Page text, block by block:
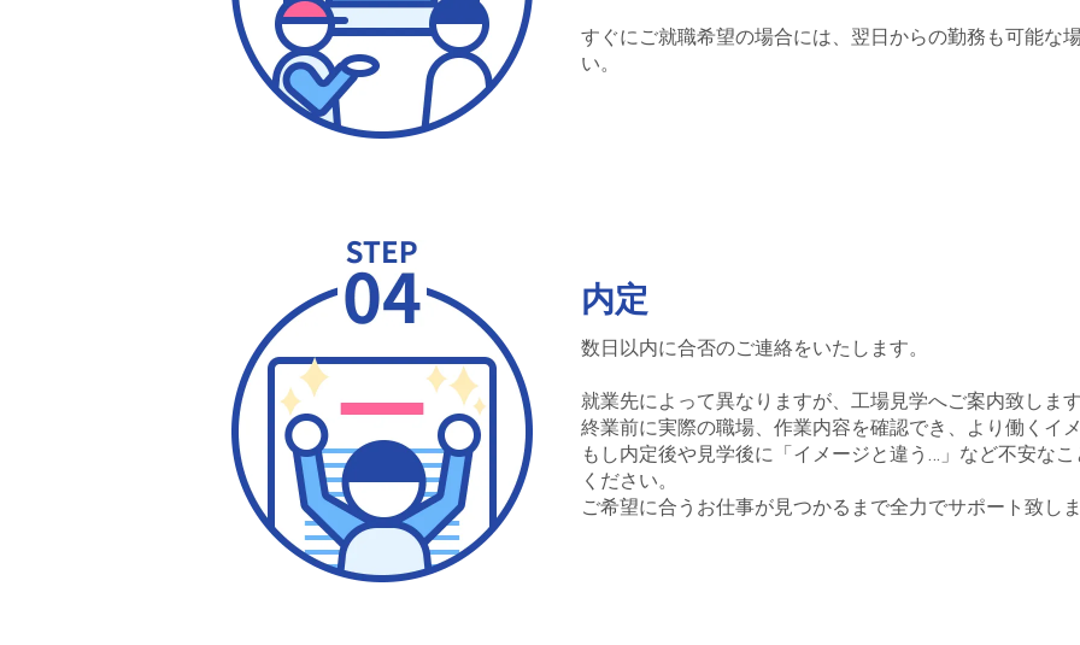
すぐにご就職希望の場合には、翌日からの勤務も可能な
い。
内定
数日以内に合否のご連絡をいたします。
就業先によって異なりますが、工場見学へご案内致します
終業前に実際の職場、作業内容を確認でき、より働くイ
もし内定後や見学後に「イメージと違う…」など不安な
ください。
ご希望に合うお仕事が見つかるまで全力でサポート致しま